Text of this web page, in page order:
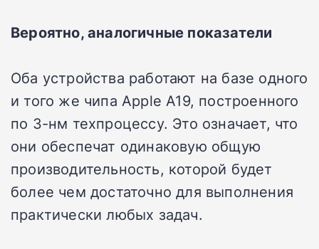
Вероятно, аналогичные показатели
Оба устройства работают на базе одного
и того же чипа Apple A19, построенного
по 3-нм техпроцессу. Это означает, что
они обеспечат одинаковую общую
производительность, которой будет
более чем достаточно для выполнения
практически любых задач.